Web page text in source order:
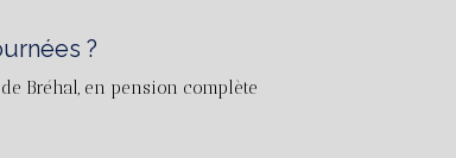
?
Bréhal, en pension complète